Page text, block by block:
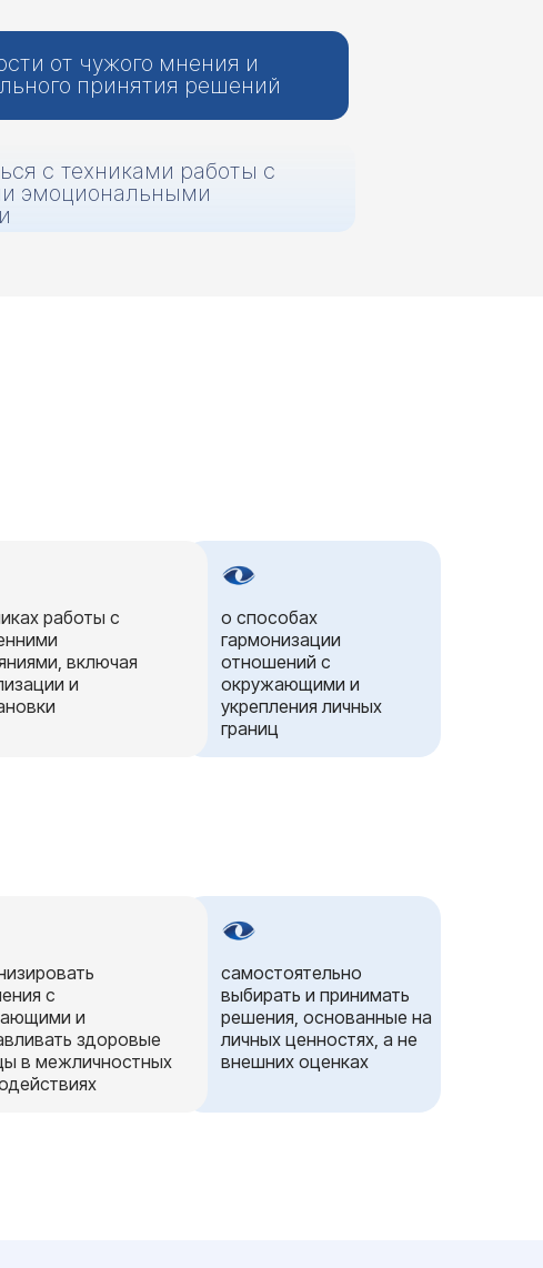
от чужого мнения и
принятия решений
с техниками работы с
эмоциональными
о способах
гармонизации
отношений с
окружающими и
укрепления личных
границ
работы с
включая
и
самостоятельно
выбирать и принимать
решения, основанные на
личных ценностях, а не
внешних оценках
с
и
здоровые
в межличностных